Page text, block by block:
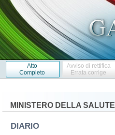
Atto
Completo
Avviso di rettifica
Errata corrige
MINISTERO DELLA SALUTE
DIARIO